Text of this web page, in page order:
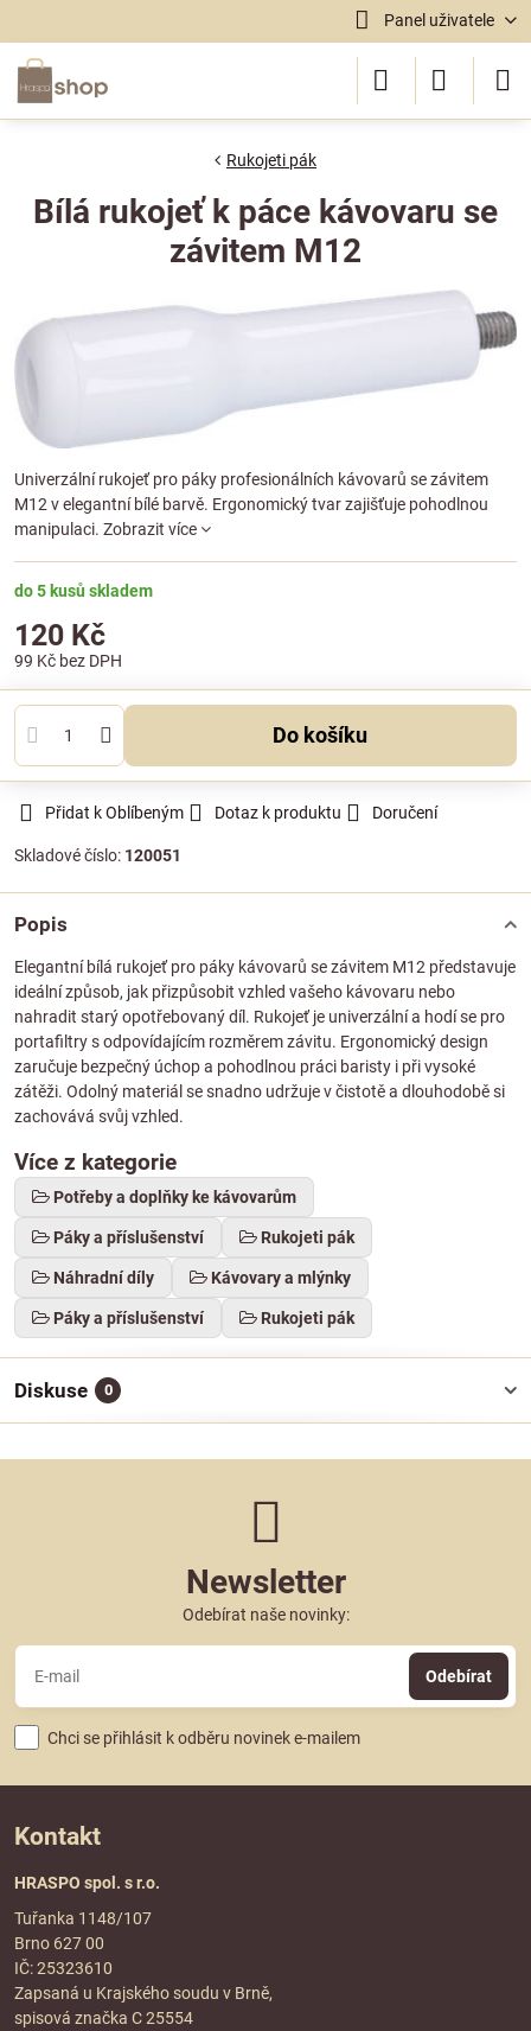
Panel uživatele
Rukojeti pák
Bílá rukojeť k páce kávovaru se
závitem M12
Univerzální rukojeť pro páky profesionálních kávovarů se závitem
M12 v elegantní bílé barvě. Ergonomický tvar zajišťuje pohodlnou
manipulaci. Zobrazit více
do 5 kusů skladem
120 Kč
99 Kč bez DPH
Do košíku
Přidat k Oblíbeným Dotaz k produktu Doručení
Skladové číslo: 120051
Popis
Elegantní bílá rukojeť pro páky kávovarů se závitem M12 představuje
ideální způsob, jak přizpůsobit vzhled vašeho kávovaru nebo
nahradit starý opotřebovaný díl. Rukojeť je univerzální a hodí se pro
portafiltry s odpovídajícím rozměrem závitu. Ergonomický design
zaručuje bezpečný úchop a pohodlnou práci baristy i při vysoké
zátěži. Odolný materiál se snadno udržuje v čistotě a dlouhodobě si
zachovává svůj vzhled.
Více z kategorie
Potřeby a doplňky ke kávovarům
Páky a příslušenství Rukojeti pák
Náhradní díly Kávovary a mlýnky
Páky a příslušenství Rukojeti pák
Diskuse 0
Newsletter
Odebírat naše novinky:
Odebírat
Chci se přihlásit k odběru novinek e-mailem
Kontakt
HRASPO spol. s r.o.
Tuřanka 1148/107
Brno 627 00
IČ: 25323610
Zapsaná u Krajského soudu v Brně,
spisová značka C 25554